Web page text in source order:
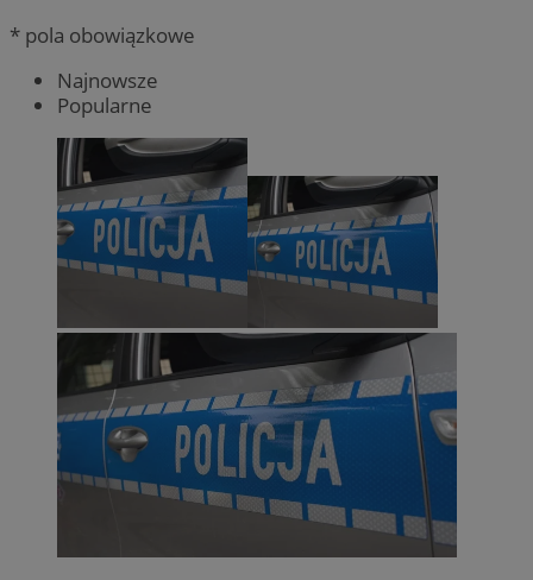
* pola obowiązkowe
Najnowsze
Popularne